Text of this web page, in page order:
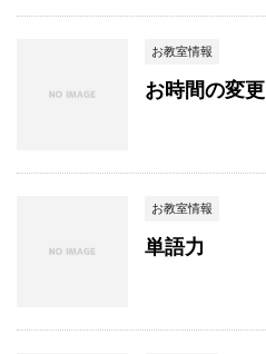
お教室情報
お時間の変更
お教室情報
単語力